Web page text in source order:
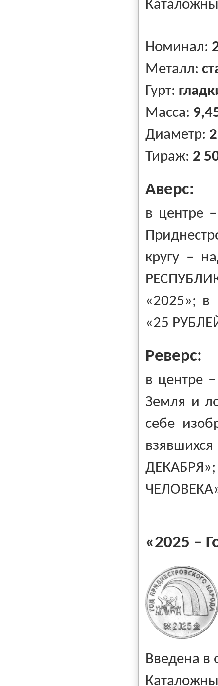
Номинал:
Металл:
Гурт:
Масса:
Диаметр:
Тираж: 2
Аверс:
в центре
кругу –
«2025»; в
«25
Реверс:
в центре
Земля и
себе
ДЕКАБРЯ»;
«2025 –
Введена